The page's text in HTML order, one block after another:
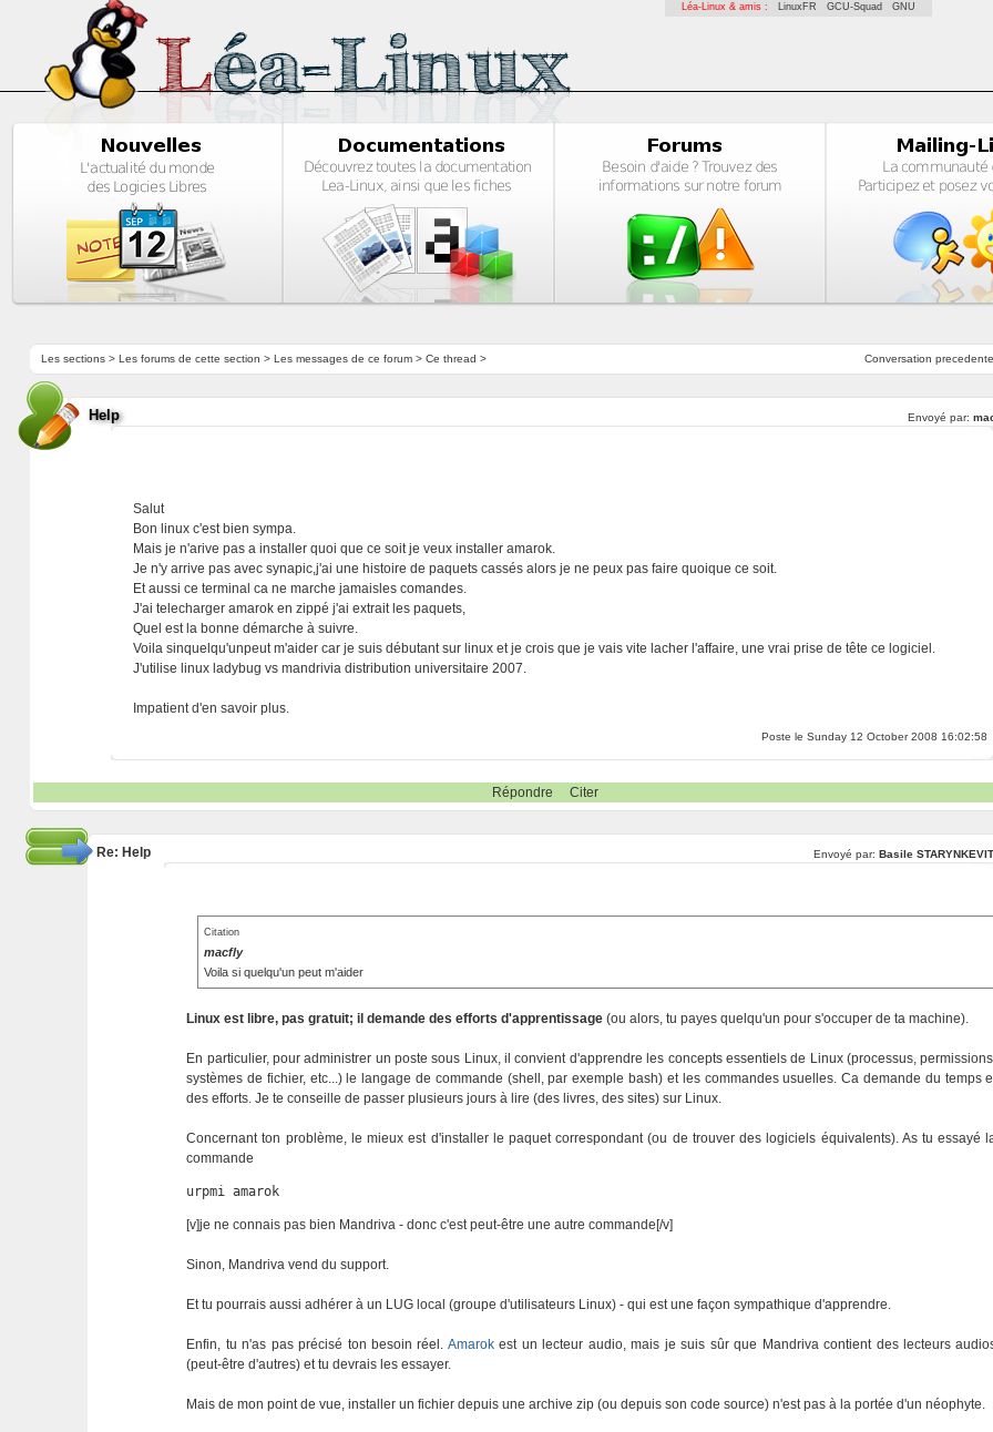
Léa-Linux & amis : LinuxFR GCU-Squad GNU
Conversation precedente
Les sections> Les forums de cette section > Les messages de ce forum> Ce thread >
Help Envoyé par:
Salut
Bon linux c'est bien sympa.
Mais je n'arive pas a installer quoi que ce soit je veux installer amarok.
Je n'y arrive pas avec synapic,j'ai une histoire de paquets cassés alors je ne peux pas faire quoique ce soit.
Et aussi ce terminal ca ne marche jamaisles comandes.
J'ai telecharger amarok en zippé j'ai extrait les paquets,
Quel est la bonne démarche à suivre.
Voila sinquelqu'unpeut m'aider car je suis débutant sur linux et je crois que je vais vite lacher l'affaire, une vrai prise de tête ce logiciel.
J'utilise linux ladybug vs mandrivia distribution universitaire 2007.
Impatient d'en savoir plus.
Poste le Sunday 12 October 2008 16:02:58
Répondre Citer
Re: Help Envoyé par: Basile
Citation
macfly
Voila si quelqu'un peut m'aider
Linux est libre, pas gratuit; il demande des efforts d'apprentissage (ou alors, tu payes quelqu'un pour s'occuper de ta machine).
En particulier, pour administrer un poste sous Linux, il convient d'apprendre les concepts essentiels de Linux (processus,
systèmes de fichier, etc...) le langage de commande (shell, par exemple bash) et les commandes usuelles. Ca demande du temps
des efforts. Je te conseille de passer plusieurs jours à lire (des livres, des sites) sur Linux.
Concernant ton problème, le mieux est d'installer le paquet correspondant (ou de trouver des logiciels équivalents). As tu essayé
commande
urpmi amarok
[v]je ne connais pas bien Mandriva - donc c'est peut-être une autre commande[/v]
Sinon, Mandriva vend du support.
Et tu pourrais aussi adhérer à un LUG local (groupe d'utilisateurs Linux) - qui est une façon sympathique d'apprendre.
Enfin, tu n'as pas précisé ton besoin réel. Amarokest un lecteur audio, mais je suis sûr que Mandriva contient des lecteurs
(peut-être d'autres) et tu devrais les essayer.
Mais de mon point de vue, installer un fichier depuis une archive zip (ou depuis son code source) n'est pas à la portée d'un néophyte.